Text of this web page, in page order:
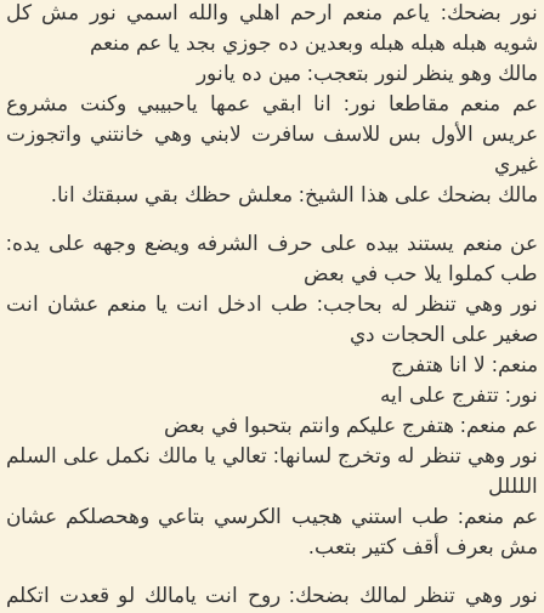
نور بضحك: ياعم منعم ارحم اهلي والله اسمي نور مش كل
شويه هبله هبله هبله وبعدين ده جوزي بجد يا عم منعم
مالك وهو ينظر لنور بتعجب: مين ده يانور
عم منعم مقاطعا نور: انا ابقي عمها ياحبيبي وكنت مشروع
عريس الأول بس للاسف سافرت لابني وهي خانتني واتجوزت
غيري
مالك بضحك على هذا الشيخ: معلش حظك بقي سبقتك انا.
عن منعم يستند بيده على حرف الشرفه ويضع وجهه على يده:
طب كملوا يلا حب في بعض
نور وهي تنظر له بحاجب: طب ادخل انت يا منعم عشان انت
صغير على الحجات دي
منعم: لا انا هتفرج
نور: تتفرج على ايه
عم منعم: هتفرج عليكم وانتم بتحبوا في بعض
نور وهي تنظر له وتخرج لسانها: تعالي يا مالك نكمل على السلم
اللللل
عم منعم: طب استني هجيب الكرسي بتاعي وهحصلكم عشان
مش بعرف أقف كتير بتعب.
نور وهي تنظر لمالك بضحك: روح انت يامالك لو قعدت اتكلم